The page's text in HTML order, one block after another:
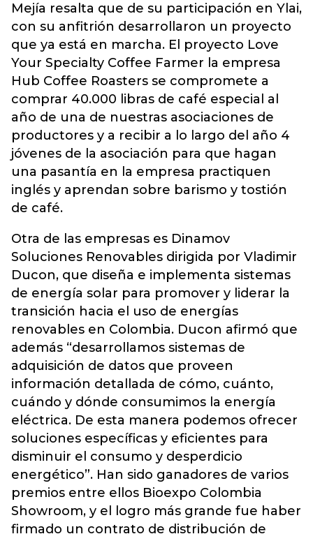
Mejía resalta que de su participación en Ylai,
con su anfitrión desarrollaron un proyecto
que ya está en marcha. El proyecto Love
Your Specialty Coffee Farmer la empresa
Hub Coffee Roasters se compromete a
comprar 40.000 libras de café especial al
año de una de nuestras asociaciones de
productores y a recibir a lo largo del año 4
jóvenes de la asociación para que hagan
una pasantía en la empresa practiquen
inglés y aprendan sobre barismo y tostión
de café.
Otra de las empresas es Dinamov
Soluciones Renovables dirigida por Vladimir
Ducon, que diseña e implementa sistemas
de energía solar para promover y liderar la
transición hacia el uso de energías
renovables en Colombia. Ducon afirmó que
además “desarrollamos sistemas de
adquisición de datos que proveen
información detallada de cómo, cuánto,
cuándo y dónde consumimos la energía
eléctrica. De esta manera podemos ofrecer
soluciones específicas y eficientes para
disminuir el consumo y desperdicio
energético”. Han sido ganadores de varios
premios entre ellos Bioexpo Colombia
Showroom, y el logro más grande fue haber
firmado un contrato de distribución de